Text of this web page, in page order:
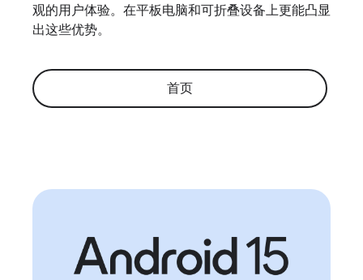
观的用户体验。在平板电脑和可折叠设备上更能凸显
出这些优势。
首页